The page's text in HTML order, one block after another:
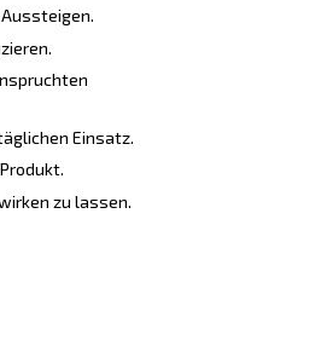
Einsatz.
zu lassen.